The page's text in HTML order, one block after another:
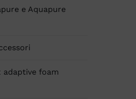
e Aquapure
adaptive foam